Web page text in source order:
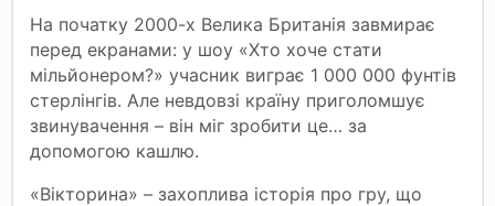
На початку 2000-х Велика Британія завмирає
перед екранами: у шоу «Хто хоче стати
мільйонером?» учасник виграє 1 000 000 фунтів
стерлінгів. Але невдовзі країну приголомшує
звинувачення – він міг зробити це… за
допомогою кашлю.
«Вікторина» – захоплива історія про гру, що